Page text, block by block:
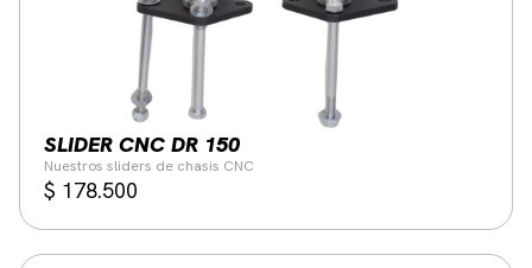
SLIDER CNC DR 150
Nuestros sliders de chasis CNC
$ 178.500